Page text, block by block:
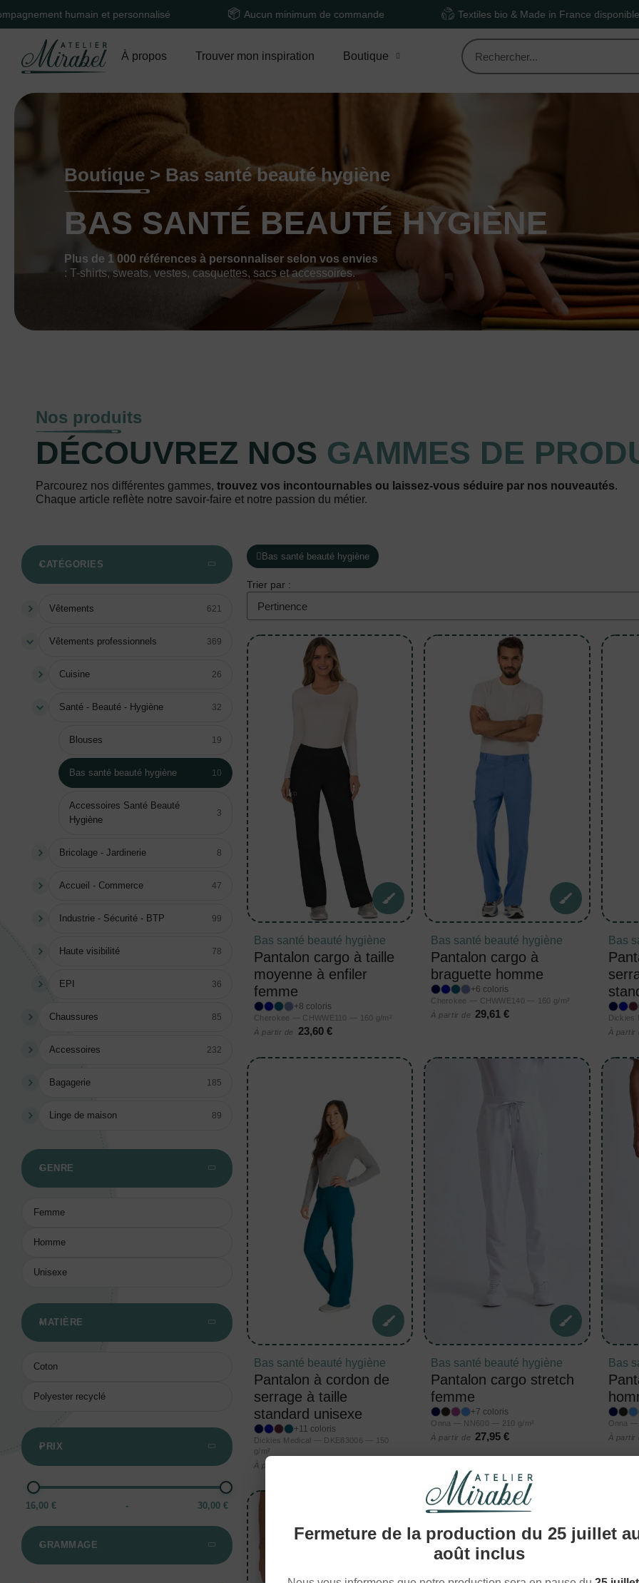
Fermeture de la production du 25 juillet
août inclus
et personnalisé Aucun minimum de commande Textiles bio & Made in France disponibles
À propos Trouver mon inspiration Boutique
Boutique > Bas santé beauté hygiène
BAS SANTÉ BEAUTÉ HYGIÈNE
Plus de 1 000 références à personnaliser selon vos envies
: T-shirts, sweats, vestes, casquettes, sacs et accessoires.
Nos produits
DÉCOUVREZ NOS GAMMES DE
Parcourez nos différentes gammes, trouvez vos incontournables ou laissez-vous séduire par nos nouveautés.
Chaque article reflète notre savoir-faire et notre passion du métier.
CATÉGORIES
Vêtements 621
Vêtements professionnels 369
Cuisine 26
Santé - Beauté - Hygiène 32
Blouses 19
Bas santé beauté hygiène 10
Accessoires Santé Beauté
Hygiène
3
Bricolage - Jardinerie 8
Accueil - Commerce 47
Industrie - Sécurité - BTP 99
Haute visibilité 78
EPI 36
Chaussures 85
Accessoires 232
Bagagerie 185
Linge de maison 89
GENRE
Femme
Homme
Unisexe
MATIÈRE
Coton
Polyester recyclé
PRIX
16,00 € - 30,00 €
GRAMMAGE
Bas santé beauté hygiène
Trier par :
Bas santé beauté hygiène
Pantalon cargo à taille
moyenne à enfiler
femme
+8 coloris
Cherokee — CHWWE110 — 160 g/m²
À partir de
23,60 €
Bas santé beauté hygiène
Pantalon cargo à
braguette homme
+6 coloris
Cherokee — CHWWE140 — 160 g/m²
À partir de 29,61 €
Bas
Dickies
À partir
Bas santé beauté hygiène
Pantalon à cordon de
serrage à taille
standard unisexe
+11 coloris
Dickies Medical — DKE83006 — 150
g/m²
À partir de
Bas santé beauté hygiène
Pantalon cargo stretch
femme
+7 coloris
Onna — NN600 — 210 g/m²
À partir de 27,95 €
Bas
Onna —
À partir